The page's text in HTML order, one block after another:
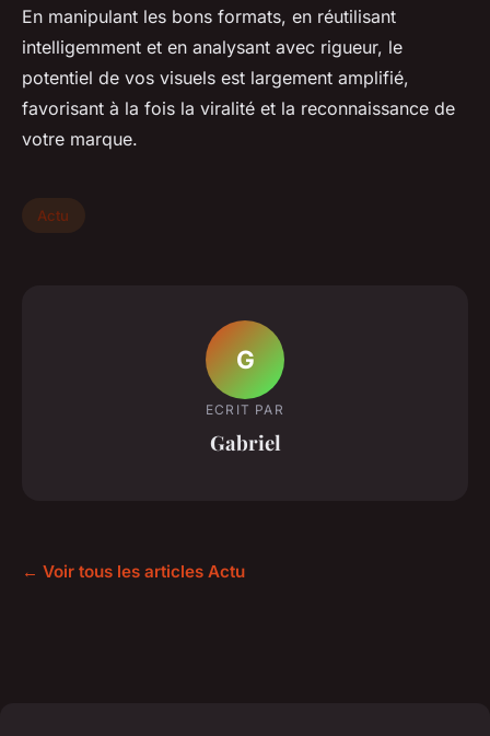
En manipulant les bons formats, en réutilisant
intelligemment et en analysant avec rigueur, le
potentiel de vos visuels est largement amplifié,
favorisant à la fois la viralité et la reconnaissance de
votre marque.
Actu
G
ECRIT PAR
Gabriel
← Voir tous les articles Actu